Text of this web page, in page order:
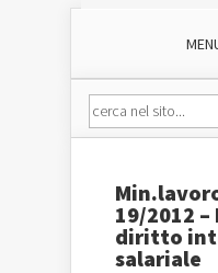
19/2012 –
diritto
salariale